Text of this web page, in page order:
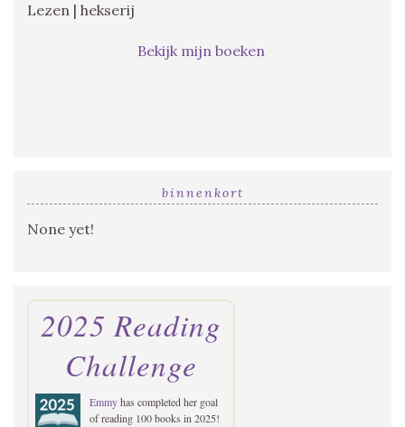
Lezen | hekserij
Bekijk mijn boeken
binnenkort
None yet!
2025 Reading
Challenge
Emmyhas completed her goal
of reading 100 books in 2025!